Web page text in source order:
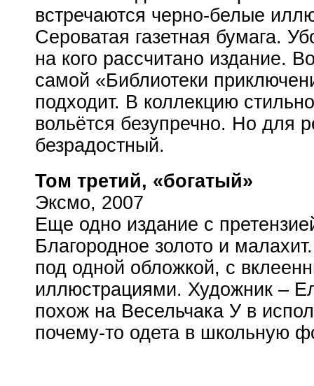
встречаются черно-белые
Сероватая газетная бумага.
на кого рассчитано издание.
самой «Библиотеки
подходит. В коллекцию
вольётся безупречно. Но для
безрадостный.
Том третий, «богатый»
Эксмо, 2007
Еще одно издание с
Благородное золото и
под одной обложкой, с
иллюстрациями. Художник –
похож на Весельчака У в
почему-то одета в школьную